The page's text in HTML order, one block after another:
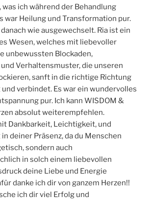
ich während der Behandlung
war Heilung und Transformation pur.
wie ausgewechselt. Ria ist ein
Wesen, welches mit liebevoller
unbewussten Blockaden,
Verhaltensmuster, die unseren
sanft in die richtige Richtung
verbindet. Es war ein wundervolles
pur. Ich kann WISDOM &
absolut weiterempfehlen.
Dankbarkeit, Leichtigkeit, und
deiner Präsenz, da du Menschen
sondern auch
in solch einem liebevollen
deine Liebe und Energie
danke ich dir von ganzem Herzen!!
ich dir viel Erfolg und